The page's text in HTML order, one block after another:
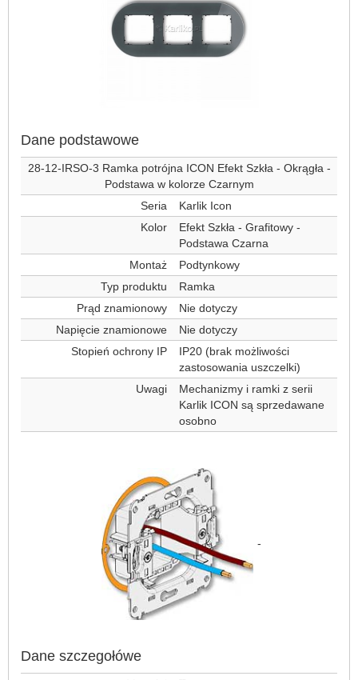
Dane podstawowe
28-12-IRSO-3 Ramka potrójna ICON Efekt Szkła - Okrągła -
Podstawa w kolorze Czarnym
Seria
Karlik Icon
Kolor
Efekt Szkła - Grafitowy -
Podstawa Czarna
Montaż
Podtynkowy
Typ produktu
Ramka
Prąd znamionowy
Nie dotyczy
Napięcie znamionowe
Nie dotyczy
Stopień ochrony IP
IP20 (brak możliwości
zastosowania uszczelki)
Uwagi
Mechanizmy i ramki z serii
Karlik ICON są sprzedawane
osobno
-
Dane szczegołówe